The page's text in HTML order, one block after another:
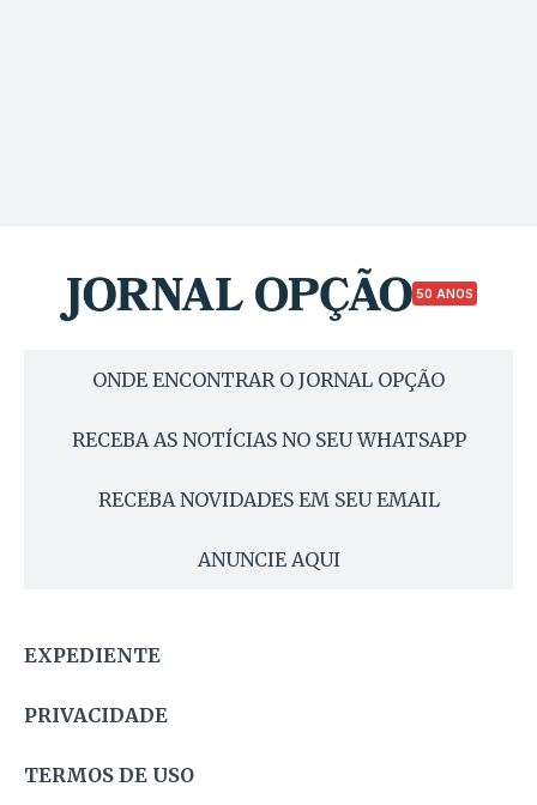
50 ANOS
ONDE ENCONTRAR O JORNAL OPÇÃO
RECEBA AS NOTÍCIAS NO SEU WHATSAPP
RECEBA NOVIDADES EM SEU EMAIL
ANUNCIE AQUI
EXPEDIENTE
PRIVACIDADE
TERMOS DE USO